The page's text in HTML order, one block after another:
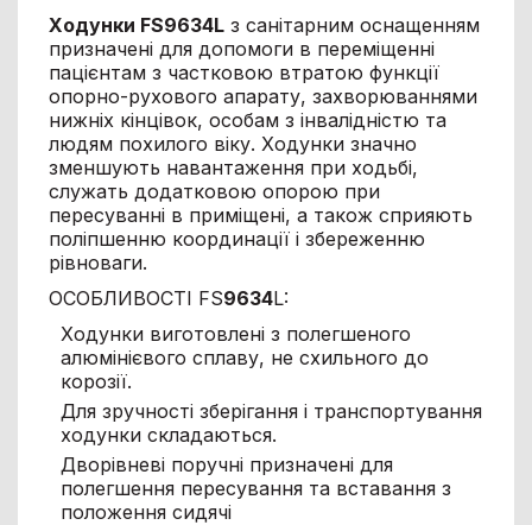
Ходунки FS9634Lз санітарним оснащенням
призначені для допомоги в переміщенні
пацієнтам з частковою втратою функції
опорно-рухового апарату, захворюваннями
нижніх кінцівок, особам з інвалідністю та
людям похилого віку. Ходунки значно
зменшують навантаження при ходьбі,
служать додатковою опорою при
пересуванні в приміщені, а також сприяють
поліпшенню координації і збереженню
рівноваги.
ОСОБЛИВОСТІ FS9634L:
Ходунки виготовлені з полегшеного
алюмінієвого сплаву, не схильного до
корозії.
Для зручності зберігання і транспортування
ходунки складаються.
Дворівневі поручні призначені для
полегшення пересування та вставання з
положення сидячі